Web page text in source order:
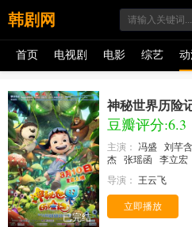
韩剧网
首页 电视剧 电影 综艺
已完结
神秘世界历险
豆瓣评分:6.3
主演： 冯盛 刘芊含
杰
张瑶函 李立宏
导演：
王云飞
立即播放